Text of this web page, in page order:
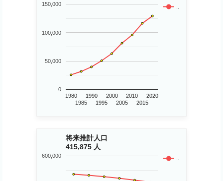
..
1980
1985
1990
1995
2000
2005
2010
2015
2020
0
50,000
100,000
150,000
将来推計人口
415,875 人
..
600,000